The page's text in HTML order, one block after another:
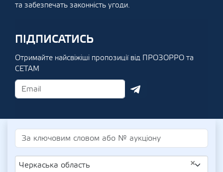
та забезпечать законність угоди.
ПІДПИСАТИСЬ
Отримайте найсвіжіші пропозиції від ПРОЗОРРО та
СЕТАМ
×
Черкаська область